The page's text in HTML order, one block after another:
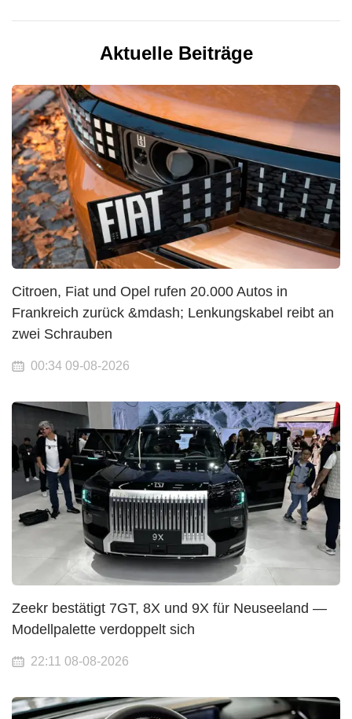
Aktuelle Beiträge
Citroen, Fiat und Opel rufen 20.000 Autos in
Frankreich zurück &mdash; Lenkungskabel reibt an
zwei Schrauben
00:34 09-08-2026
Zeekr bestätigt 7GT, 8X und 9X für Neuseeland —
Modellpalette verdoppelt sich
22:11 08-08-2026